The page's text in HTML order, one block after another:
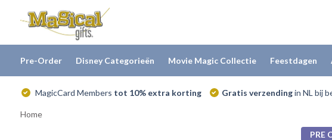
Pre-Order Disney Categorieën Movie Magic Collectie Feestdagen
MagicCard Members tot 10% extra korting Gratis verzendingin NL bij
Home
PRE